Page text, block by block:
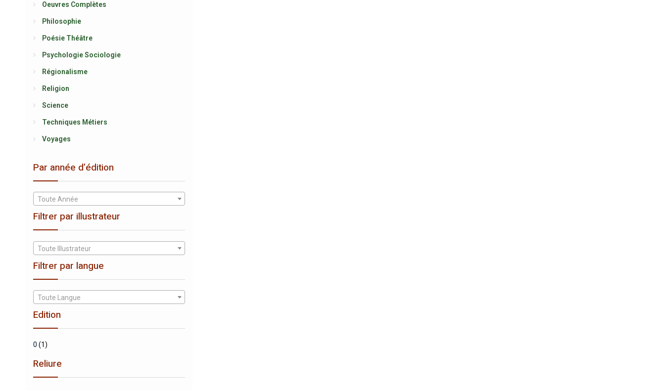
Oeuvres Complètes
Philosophie
Poésie Théâtre
Psychologie Sociologie
Régionalisme
Religion
Science
Techniques Métiers
Voyages
Par année d’édition
Toute Année
Filtrer par illustrateur
Toute Illustrateur
Filtrer par langue
Toute Langue
Edition
0 (1)
Reliure